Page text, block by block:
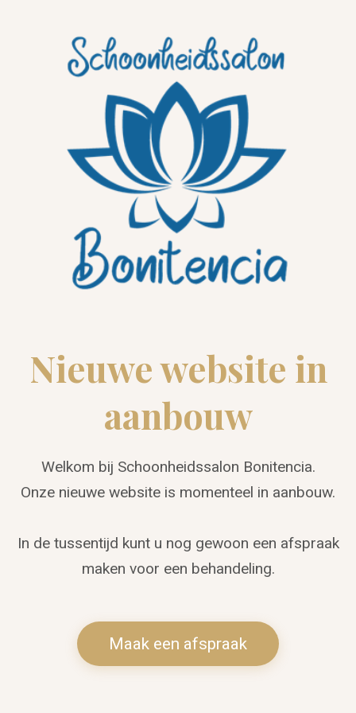
Nieuwe website in
aanbouw
Welkom bij Schoonheidssalon Bonitencia.
Onze nieuwe website is momenteel in aanbouw.
In de tussentijd kunt u nog gewoon een afspraak
maken voor een behandeling.
Maak een afspraak